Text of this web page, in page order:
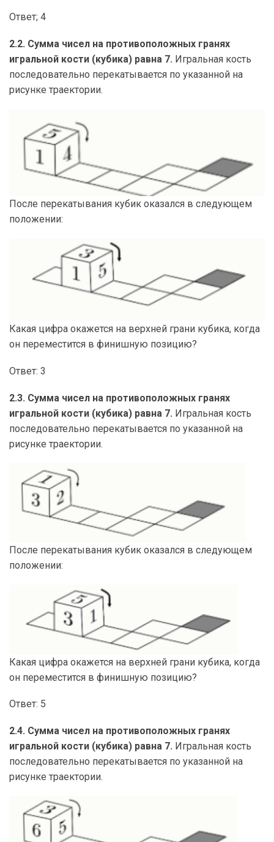
Ответ; 4
2.2. Сумма чисел на противоположных гранях
игральной кости (кубика) равна 7. Игральная кость
последовательно перекатывается по указанной на
рисунке траектории.
После перекатывания кубик оказался в следующем
положении:
Какая цифра окажется на верхней грани кубика, когда
он переместится в финишную позицию?
Ответ: 3
2.3. Сумма чисел на противоположных гранях
игральной кости (кубика) равна 7. Игральная кость
последовательно перекатывается по указанной на
рисунке траектории.
После перекатывания кубик оказался в следующем
положении:
Какая цифра окажется на верхней грани кубика, когда
он переместится в финишную позицию?
Ответ: 5
2.4. Сумма чисел на противоположных гранях
игральной кости (кубика) равна 7. Игральная кость
последовательно перекатывается по указанной на
рисунке траектории.